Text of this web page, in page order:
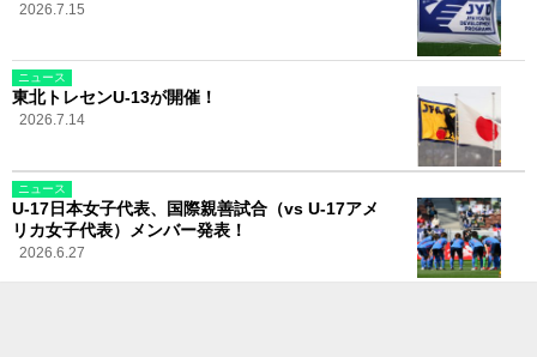
2026.7.15
ニュース
東北トレセンU-13が開催！
2026.7.14
ニュース
U-17日本女子代表、国際親善試合（vs U-17アメ
リカ女子代表）メンバー発表！
2026.6.27